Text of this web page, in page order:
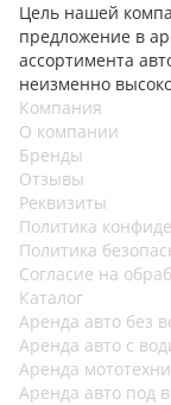
Цель нашей
предложение в
ассортимента
неизменно
Компания
О компании
Бренды
Отзывы
Реквизиты
Политика
Политика
Согласие на
Каталог
Аренда авто без
Аренда авто с
Аренда
Аренда авто под